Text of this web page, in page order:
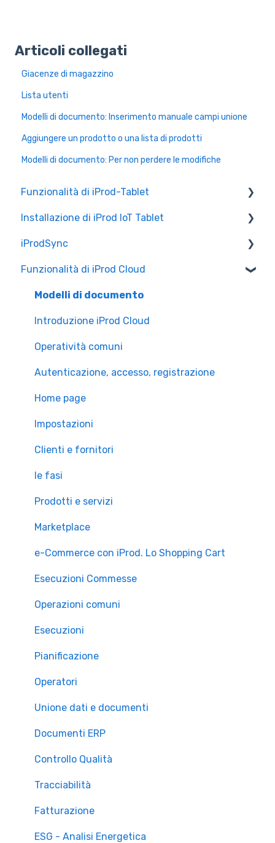
Articoli collegati
Giacenze di magazzino
Lista utenti
Modelli di documento: Inserimento manuale campi unione
Aggiungere un prodotto o una lista di prodotti
Modelli di documento: Per non perdere le modifiche
Funzionalità di iProd-Tablet
Controllo Qualità
Liste di Prelievo
Installazione di iProd IoT Tablet
Configurazione Alleantia
Configurazioni di Rete
iProdSync
Informazioni generali
Accesso a iProd
Licenza
Funzionalità di iProd Cloud
Modelli di documento
Introduzione iProd Cloud
Operatività comuni
Autenticazione, accesso, registrazione
Home page
Impostazioni
Clienti e fornitori
le fasi
Prodotti e servizi
Marketplace
e-Commerce con iProd. Lo Shopping Cart
Esecuzioni Commesse
Operazioni comuni
Esecuzioni
Pianificazione
Operatori
Unione dati e documenti
Documenti ERP
Controllo Qualità
Tracciabilità
Fatturazione
ESG - Analisi Energetica